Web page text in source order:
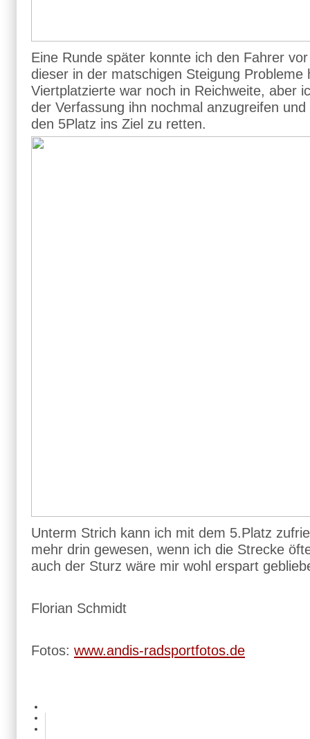
Eine Runde später konnte ich den Fahrer
dieser in der matschigen Steigung Probleme
Viertplatzierte war noch in Reichweite, aber
der Verfassung ihn nochmal anzugreifen
den 5Platz ins Ziel zu retten.
Unterm Strich kann ich mit dem 5.Platz
mehr drin gewesen, wenn ich die Strecke
auch der Sturz wäre mir wohl erspart
Florian Schmidt
Fotos: www.andis-radsportfotos.de